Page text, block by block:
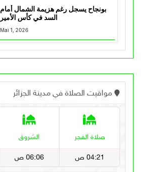
بونجاح يسجل رغم هزيمة الشمال أمام
السد في كأس الأمير
Mai 1, 2026